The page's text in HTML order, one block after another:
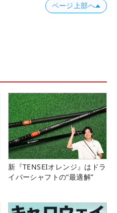
ページ上部へ
新『TENSEIオレンジ』はドラ
イバーシャフトの“最適解”